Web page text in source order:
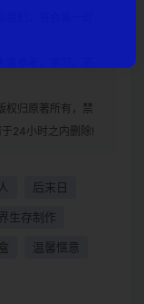
们。将会第一时
归原著所有，禁
24小时之内删除!
后末日
生存制作
温馨惬意